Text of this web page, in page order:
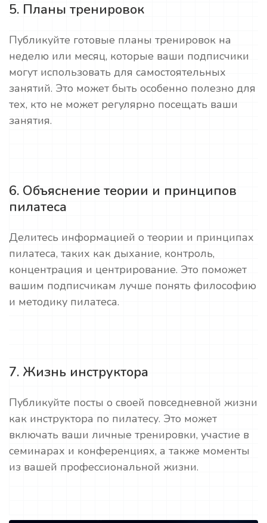
5. Планы тренировок
Публикуйте готовые планы тренировок на
неделю или месяц, которые ваши подписчики
могут использовать для самостоятельных
занятий. Это может быть особенно полезно для
тех, кто не может регулярно посещать ваши
занятия.
6. Объяснение теории и принципов
пилатеса
Делитесь информацией о теории и принципах
пилатеса, таких как дыхание, контроль,
концентрация и центрирование. Это поможет
вашим подписчикам лучше понять философию
и методику пилатеса.
7. Жизнь инструктора
Публикуйте посты о своей повседневной жизни
как инструктора по пилатесу. Это может
включать ваши личные тренировки, участие в
семинарах и конференциях, а также моменты
из вашей профессиональной жизни.